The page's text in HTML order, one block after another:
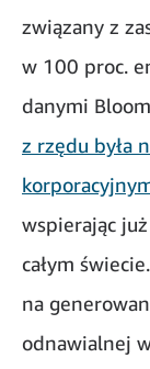
związany z
w 100 proc.
danymi
z rzędu była
wspierając
całym
na
odnawialnej